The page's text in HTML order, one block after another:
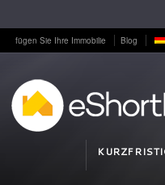
fügen Sie Ihre Immobilie Blog